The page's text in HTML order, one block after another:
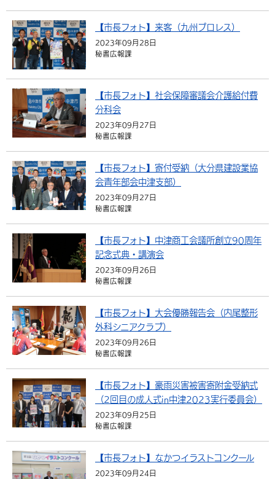
【市長フォト】来客（九州プロレス）
2023年09月28日
秘書広報課
【市長フォト】社会保障審議会介護給付費
分科会
2023年09月27日
秘書広報課
【市長フォト】寄付受納（大分県建設業協
会青年部会中津支部）
2023年09月27日
秘書広報課
【市長フォト】中津商工会議所創立90周年
記念式典・講演会
2023年09月26日
秘書広報課
【市長フォト】大会優勝報告会（内尾整形
外科シニアクラブ）
2023年09月26日
秘書広報課
【市長フォト】豪雨災害被害寄附金受納式
（2回目の成人式in中津2023実行委員会）
2023年09月25日
秘書広報課
【市長フォト】なかつイラストコンクール
2023年09月24日